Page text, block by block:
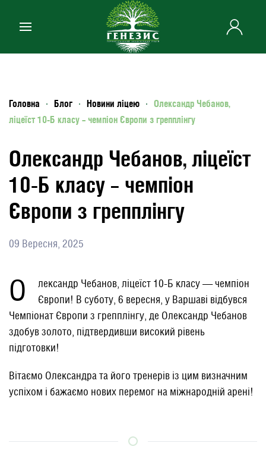
Skip to main content
Головна Блог Новини ліцею
Олександр Чебанов,
ліцеїст 10-Б класу – чемпіон Європи з грепплінгу
Олександр Чебанов, ліцеїст
10-Б класу – чемпіон
Європи з грепплінгу
09 Вересня, 2025
О
лександр Чебанов, ліцеїст 10-Б класу — чемпіон
Європи! В суботу, 6 вересня, у Варшаві відбувся
Чемпіонат Європи з грепплінгу, де Олександр Чебанов
здобув золото, підтвердивши високий рівень
підготовки!
Вітаємо Олександра та його тренерів із цим визначним
успіхом і бажаємо нових перемог на міжнародній арені!